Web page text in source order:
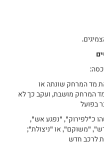
מד המרחק שונתה או
המרחק מושבת, ועקב כך לא
בפועל
כ"לפירוק", "נפגע אש",
"משוקם", או "ניצולת";
לרכב חדש